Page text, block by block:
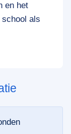
en het
school als